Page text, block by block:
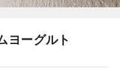
ヨーグルト